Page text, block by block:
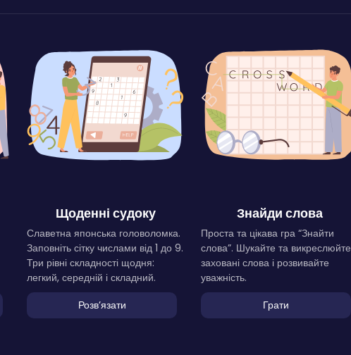
Щоденні судоку
Славетна японська головоломка.
Заповніть сітку числами від 1 до 9.
Три рівні складності щодня:
легкий, середній і складний.
Розвʼязати
Знайди слова
Проста та цікава гра “Знайти
слова”. Шукайте та викреслюйте
заховані слова і розвивайте
уважність.
Грати